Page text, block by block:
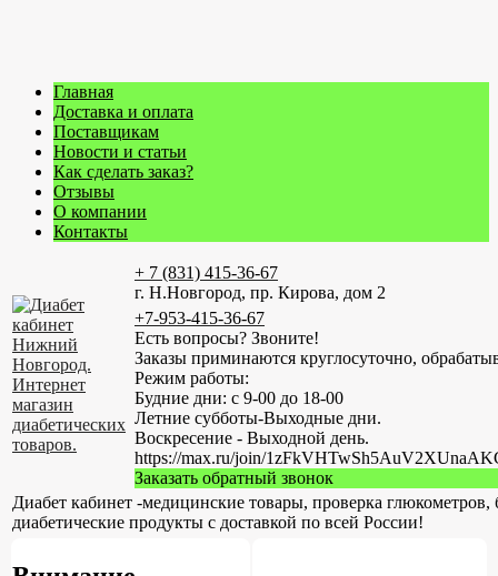
Главная
Доставка и оплата
Поставщикам
Новости и статьи
Как сделать заказ?
Отзывы
О компании
Контакты
+ 7 (831) 415-36-67
г. Н.Новгород, пр. Кирова, дом 2
+7-953-415-36-67
Есть вопросы? Звоните!
Заказы приминаются круглосуточно,
Режим работы:
Будние дни: с 9-00 до 18-00
Летние субботы-Выходные дни.
Воскресение - Выходной день.
https://max.ru/join/
Заказать обратный звонок
Диабет кабинет -медицинские товары, проверка глюкометров,
диабетические продукты с доставкой по всей России!